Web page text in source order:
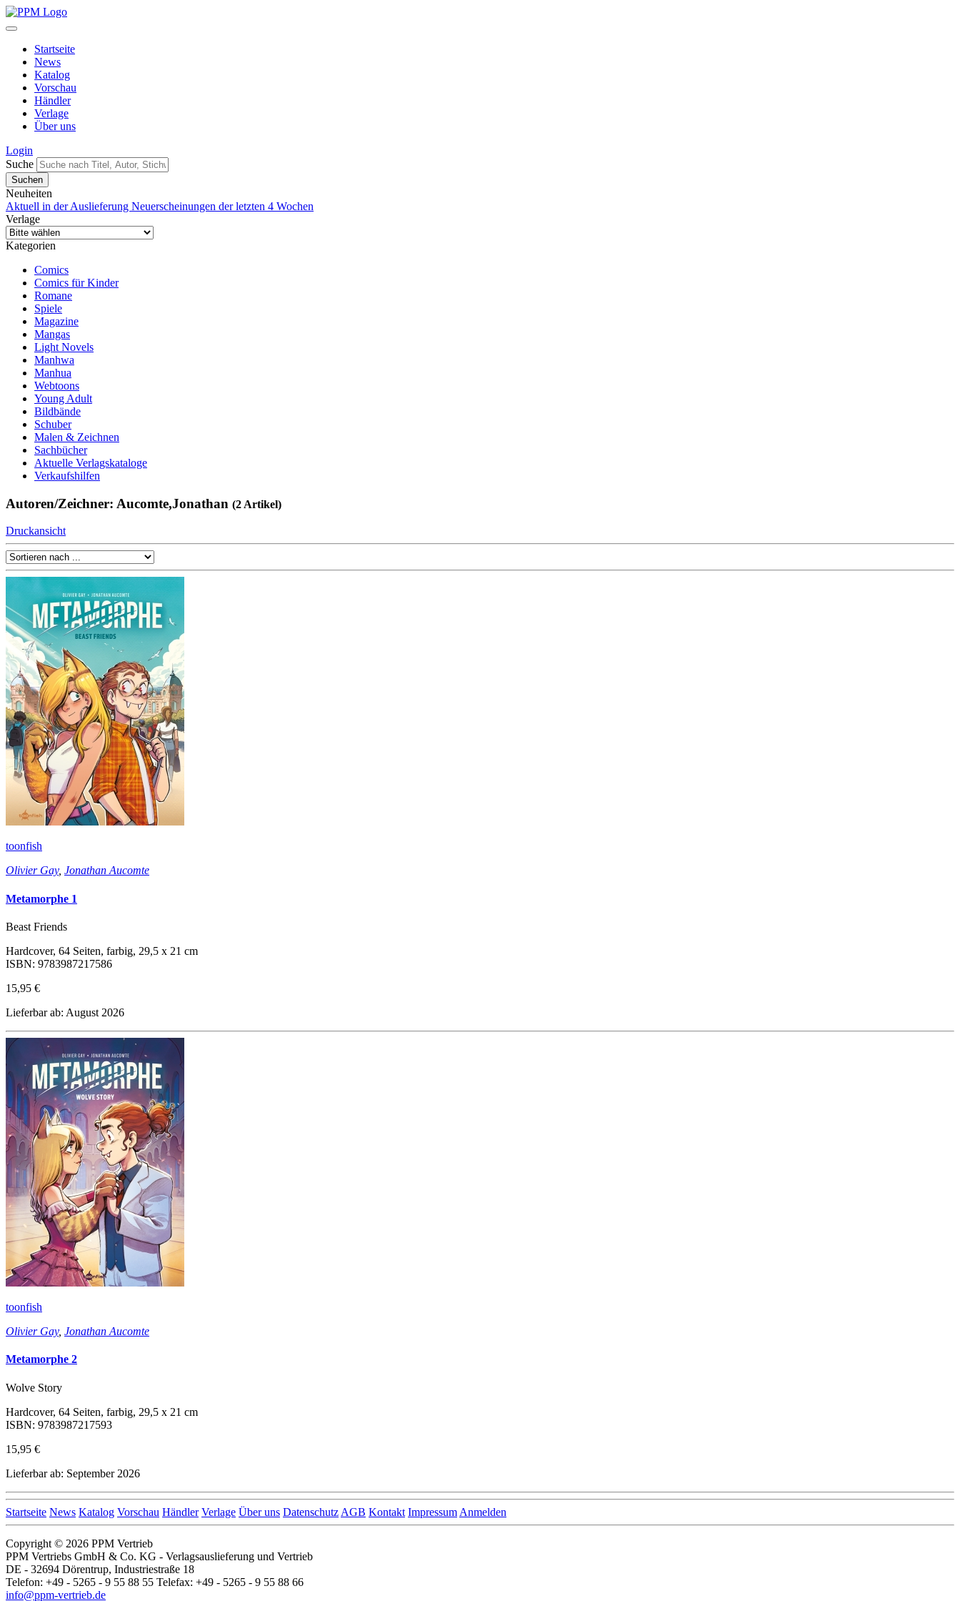
Startseite
News
Katalog
Vorschau
Händler
Verlage
Über uns
Login
Suche
Neuheiten
Aktuell in der Auslieferung Neuerscheinungen der letzten 4 Wochen
Verlage
Kategorien
Comics
Comics für Kinder
Romane
Spiele
Magazine
Mangas
Light Novels
Manhwa
Manhua
Webtoons
Young Adult
Bildbände
Schuber
Malen & Zeichnen
Sachbücher
Aktuelle Verlagskataloge
Verkaufshilfen
Autoren/Zeichner: Aucomte,Jonathan (2 Artikel)
Druckansicht
toonfish
Olivier Gay, Jonathan Aucomte
Metamorphe 1
Beast Friends
Hardcover, 64 Seiten, farbig, 29,5 x 21 cm
ISBN: 9783987217586
15,95 €
Lieferbar ab: August 2026
toonfish
Olivier Gay, Jonathan Aucomte
Metamorphe 2
Wolve Story
Hardcover, 64 Seiten, farbig, 29,5 x 21 cm
ISBN: 9783987217593
15,95 €
Lieferbar ab: September 2026
Startseite News Katalog Vorschau Händler Verlage Über uns Datenschutz AGB Kontakt Impressum Anmelden
Copyright © 2026 PPM Vertrieb
PPM Vertriebs GmbH & Co. KG - Verlagsauslieferung und Vertrieb
DE - 32694 Dörentrup, Industriestraße 18
Telefon: +49 - 5265 - 9 55 88 55 Telefax: +49 - 5265 - 9 55 88 66
info@ppm-vertrieb.de